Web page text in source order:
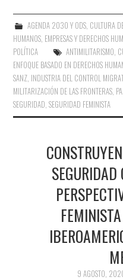
AGENDA 2030 Y ODS, CULTURA
HUMANOS EMPRESAS Y DERECHOS
POLÍTICA
ANTIMILITARISMO
ENFOQUE BASADO EN DERECHOS
SANZ INDUSTRIA DEL CONTROL
MILITARIZACIÓN DE LAS FRONTERAS
SEGURIDAD ,SEGURIDAD FEMINISTA
9 AGOSTO,